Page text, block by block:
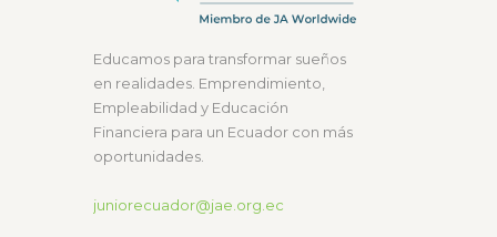
Educamos para transformar sueños
en realidades. Emprendimiento,
Empleabilidad y Educación
Financiera para un Ecuador con más
oportunidades.
juniorecuador@jae.org.ec